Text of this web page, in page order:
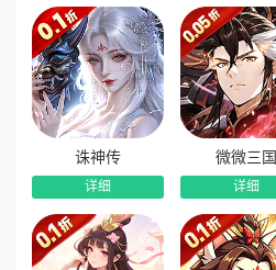
诛神传
详细
微微三国
详细